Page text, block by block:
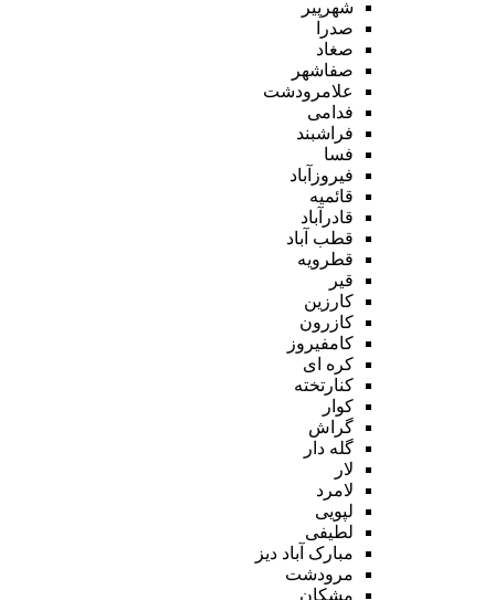
شهرپیر
صدرا
صغاد
صفاشهر
علامرودشت
فدامی
فراشبند
فسا
فیروزآباد
قائمیه
قادرآباد
قطب آباد
قطرویه
قیر
کارزین
کازرون
کامفیروز
کره ای
کنارتخته
کوار
گراش
گله دار
لار
لامرد
لپویی
لطیفی
مبارک آباد دیز
مرودشت
مشکان